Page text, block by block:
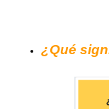
¿Qué